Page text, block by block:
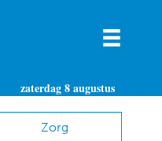
zaterdag 8 augustus
Zorg